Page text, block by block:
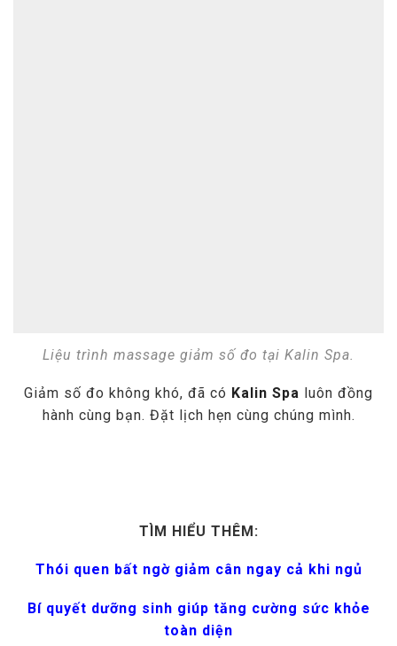
Liệu trình massage giảm số đo tại Kalin Spa.
Giảm số đo không khó, đã có Kalin Spa luôn đồng
hành cùng bạn. Đặt lịch hẹn cùng chúng mình.
TÌM HIỂU THÊM:
Thói quen bất ngờ giảm cân ngay cả khi ngủ
Bí quyết dưỡng sinh giúp tăng cường sức khỏe
toàn diện